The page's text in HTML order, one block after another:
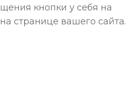
кнопки у себя на
странице вашего сайта.